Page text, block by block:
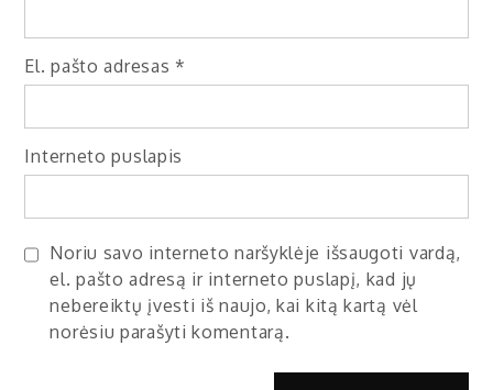
El. pašto adresas *
Interneto puslapis
Noriu savo interneto naršyklėje išsaugoti vardą,
el. pašto adresą ir interneto puslapį, kad jų
nebereiktų įvesti iš naujo, kai kitą kartą vėl
norėsiu parašyti komentarą.